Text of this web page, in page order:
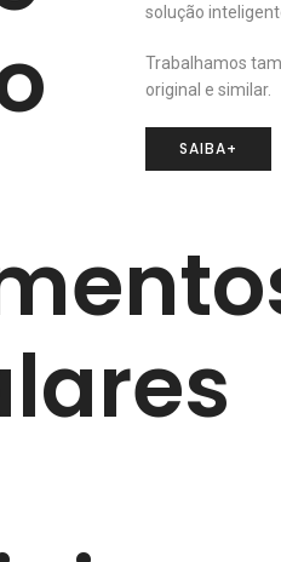
solução
Trabalhamos
original e similar.
SAIBA+